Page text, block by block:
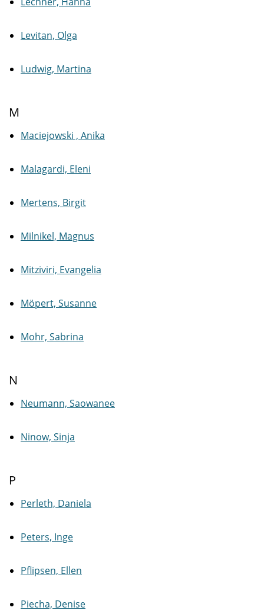
Levitan, Olga
Ludwig, Martina
M
Maciejowski , Anika
Malagardi, Eleni
Mertens, Birgit
Milnikel, Magnus
Mitziviri, Evangelia
Möpert, Susanne
Mohr, Sabrina
N
Neumann, Saowanee
Ninow, Sinja
P
Perleth, Daniela
Peters, Inge
Pflipsen, Ellen
Piecha, Denise